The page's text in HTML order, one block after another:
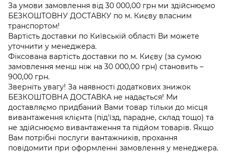
За умови замовлення від 30 000,00 грн ми здійснюємо
БЕЗКОШТОВНУ ДОСТАВКУ по м. Києву власним
транспортом!
Вартість доставки по Київській області Ви можете
уточнити у менеджера.
Фіксована вартість доставки по м. Києву (за сумою
замовлення менш ніж на 30 000,00 грн) становить –
900,00 грн.
Зверніть увагу! За наявності додаткових знижок
БЕЗКОШТОВНА ДОСТАВКА не надається! Ми
доставляємо придбаний Вами товар тільки до місця
вивантаження клієнта (під'їзд, парадне, склад тощо) та
не здійснюємо вивантаження та підйом товарів. Якщо
Вам потрібні послуги вантажників, прохання
повідомити при оформленні замовлення у менеджера.